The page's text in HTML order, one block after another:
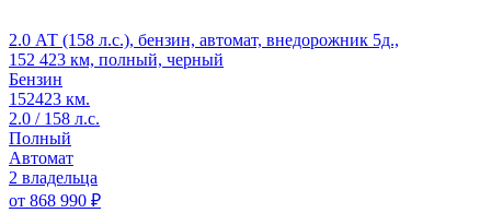
2.0 АТ (158 л.с.), бензин, автомат, внедорожник 5д.,
152 423 км, полный, черный
Бензин
152423 км.
2.0 / 158 л.с.
Полный
Автомат
2 владельца
от 868 990 ₽